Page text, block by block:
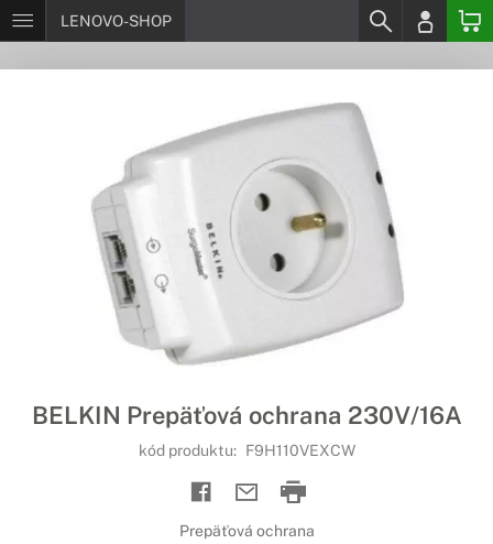
LENOVO-SHOP
BELKIN Prepäťová ochrana 230V/16A
kód produktu: F9H110VEXCW
Prepäťová ochrana